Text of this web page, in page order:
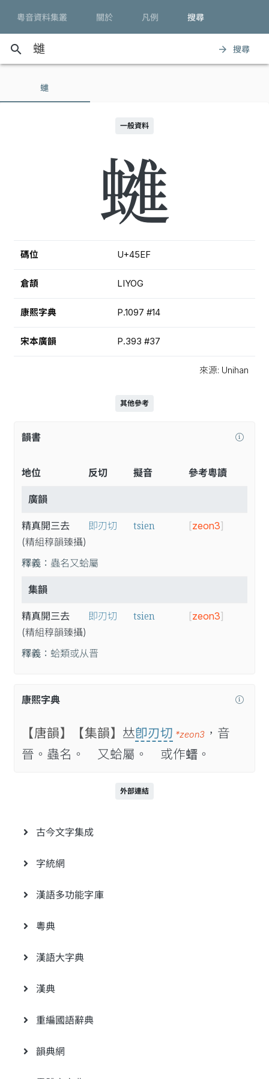
粵音資料集叢 關於 凡例 搜尋
search arrow_forward 搜尋
䗯
一般資料
䗯
碼位 U+45EF
倉頡 LIYOG
康熙字典 P.1097 #14
宋本廣韻 P.393 #37
來源: Unihan
其他參考
韻書
地位 反切 擬音 參考粵讀
廣韻
精真開三去
(精組稕韻臻攝)
即刃切 tsien [zeon3]
釋義： 蟲名又蛤屬
集韻
精真開三去
(精組稕韻臻攝)
即刃切 tsien [zeon3]
釋義： 蛤類或从晋
康熙字典
【唐韻】 【集韻】 𠀤卽刃切 *zeon3 ，音
晉。蟲名。 又蛤屬。 或作𧎽。
外部連結
古今文字集成
字統網
漢語多功能字庫
粵典
漢語大字典
漢典
重編國語辭典
韻典網